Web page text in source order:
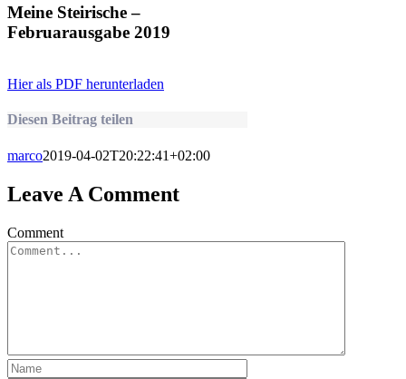
Meine Steirische –
Februarausgabe 2019
Hier als PDF herunterladen
Diesen Beitrag teilen
marco2019-04-02T20:22:41+02:00
Leave A Comment
Comment